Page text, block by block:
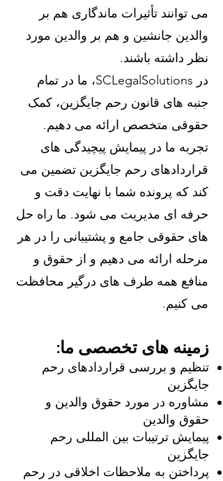
می توانند تأثیرات ماندگاری هم بر
والدین جانشین و هم بر والدین مورد
نظر داشته باشند.
در SCLegalSolutions، ما در تمام
جنبه های قانون رحم جایگزین، کمک
حقوقی متخصص ارائه می دهیم.
تجربه ما در پیمایش پیچیدگی های
قراردادهای رحم جایگزین تضمین می
کند که پرونده شما با نهایت دقت و
حرفه ای مدیریت می شود. ما راه حل
های حقوقی جامع و پشتیبانی را در هر
مرحله ارائه می دهیم و از حقوق و
منافع همه طرف های درگیر محافظت
می کنیم.
زمینه های تخصصی ما:
تنظیم و بررسی قراردادهای رحم
جایگزین
مشاوره در مورد حقوق والدین و
حقوق والدین
پیمایش ترتیبات بین المللی رحم
جایگزین
پرداختن به ملاحظات اخلاقی در رحم